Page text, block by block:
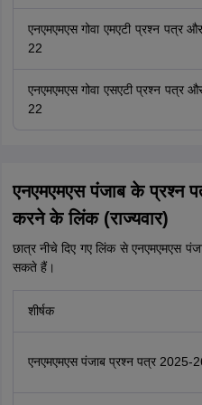
एनएमएमएस गोवा एमएटी प्रश्न पत्र
22
एनएमएमएस गोवा एसएटी प्रश्न पत्र
22
एनएमएमएस पंजाब के प्रश्न
करने के लिंक (राज्यवार)
छात्र नीचे दिए गए लिंक से एनएमएमएस
सकते हैं।
शीर्षक
एनएमएमएस पंजाब प्रश्न पत्र 2025-